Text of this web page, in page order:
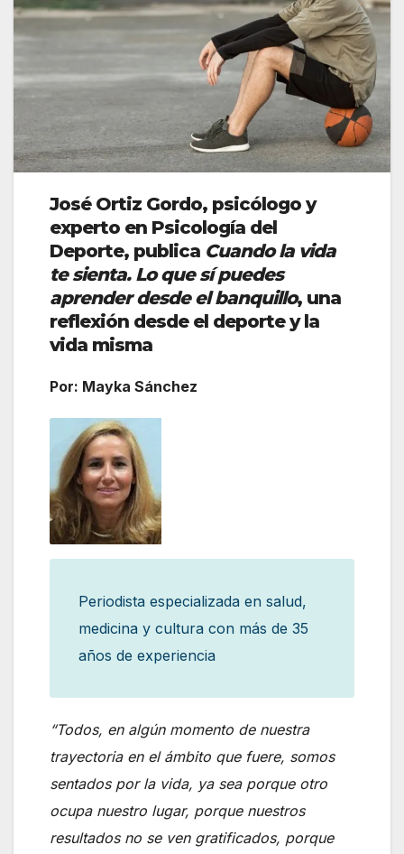
José Ortiz Gordo, psicólogo y
experto en Psicología del
Deporte, publica Cuando la vida
te sienta. Lo que sí puedes
aprender desde el banquillo, una
reflexión desde el deporte y la
vida misma
Por: Mayka Sánchez
Periodista especializada en salud,
medicina y cultura con más de 35
años de experiencia
“Todos, en algún momento de nuestra
trayectoria en el ámbito que fuere, somos
sentados por la vida, ya sea porque otro
ocupa nuestro lugar, porque nuestros
resultados no se ven gratificados, porque